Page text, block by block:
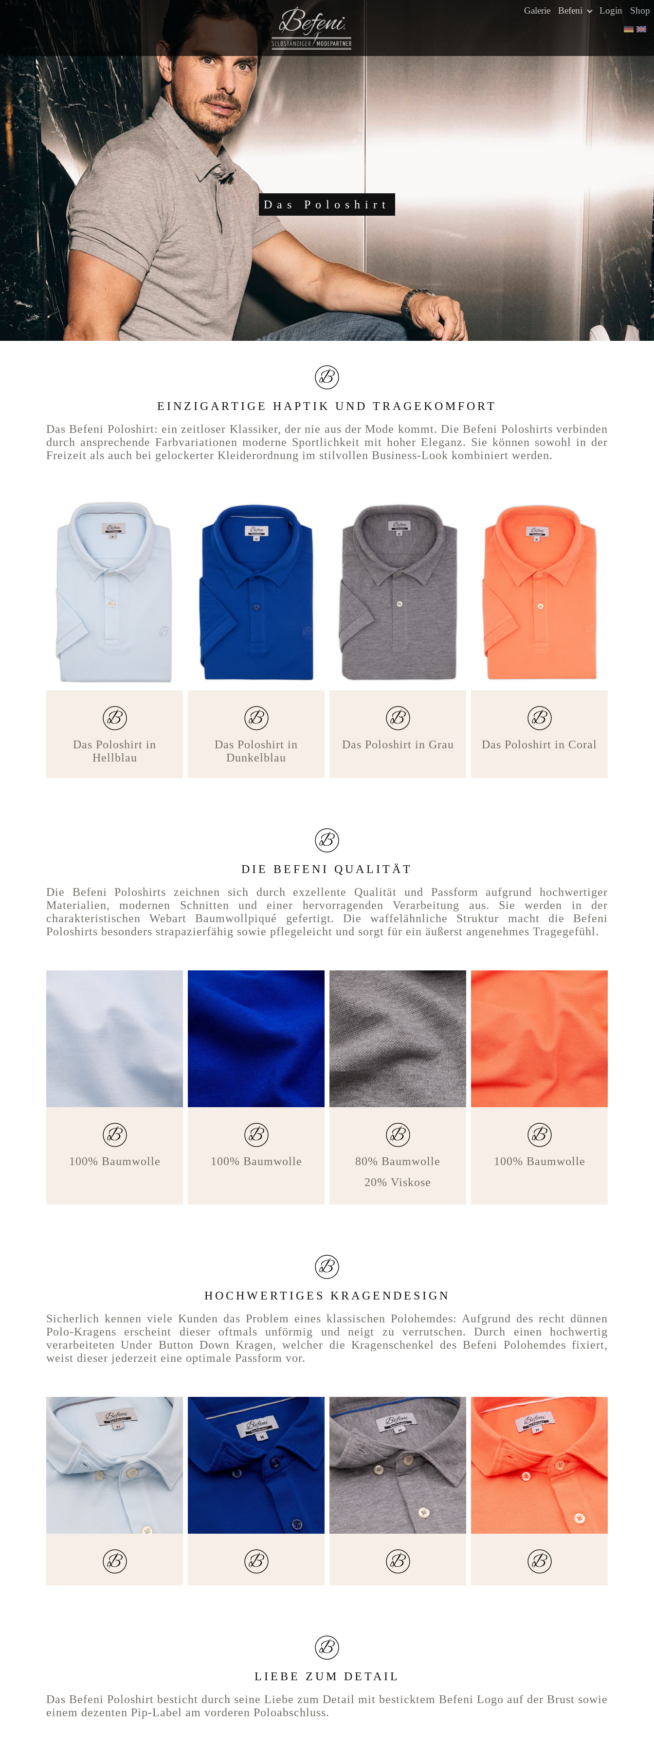
Galerie Befeni Login Shop
Das Poloshirt
EINZIGARTIGE HAPTIK UND TRAGEKOMFORT
Das Befeni Poloshirt: ein zeitloser Klassiker, der nie aus der Mode kommt. Die Befeni Poloshirts verbinden
durch ansprechende Farbvariationen moderne Sportlichkeit mit hoher Eleganz. Sie können sowohl in der
Freizeit als auch bei gelockerter Kleiderordnung im stilvollen Business-Look kombiniert werden.
Das Poloshirt in
Hellblau
Das Poloshirt in
Dunkelblau
Das Poloshirt in Grau Das Poloshirt in Coral
DIE BEFENI QUALITÄT
Die Befeni Poloshirts zeichnen sich durch exzellente Qualität und Passform aufgrund hochwertiger
Materialien, modernen Schnitten und einer hervorragenden Verarbeitung aus. Sie werden in der
charakteristischen Webart Baumwollpiqué gefertigt. Die waffelähnliche Struktur macht die Befeni
Poloshirts besonders strapazierfähig sowie pflegeleicht und sorgt für ein äußerst angenehmes Tragegefühl.
100% Baumwolle 100% Baumwolle
80% Baumwolle
20% Viskose
100% Baumwolle
HOCHWERTIGES KRAGENDESIGN
Sicherlich kennen viele Kunden das Problem eines klassischen Polohemdes: Aufgrund des recht dünnen
Polo-Kragens erscheint dieser oftmals unförmig und neigt zu verrutschen. Durch einen hochwertig
verarbeiteten Under Button Down Kragen, welcher die Kragenschenkel des Befeni Polohemdes fixiert,
weist dieser jederzeit eine optimale Passform vor.
LIEBE ZUM DETAIL
Das Befeni Poloshirt besticht durch seine Liebe zum Detail mit besticktem Befeni Logo auf der Brust sowie
einem dezenten Pip-Label am vorderen Poloabschluss.